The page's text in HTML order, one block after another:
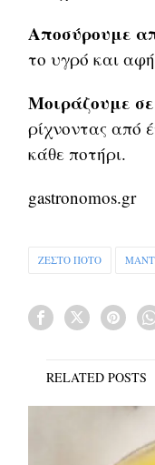
Αποσύρουμε
το υγρό και
Μοιράζουμε
ρίχνοντας από
κάθε ποτήρι.
gastronomos.gr
ΖΕΣΤΟ ΠΟΤΟ
RELATED POSTS